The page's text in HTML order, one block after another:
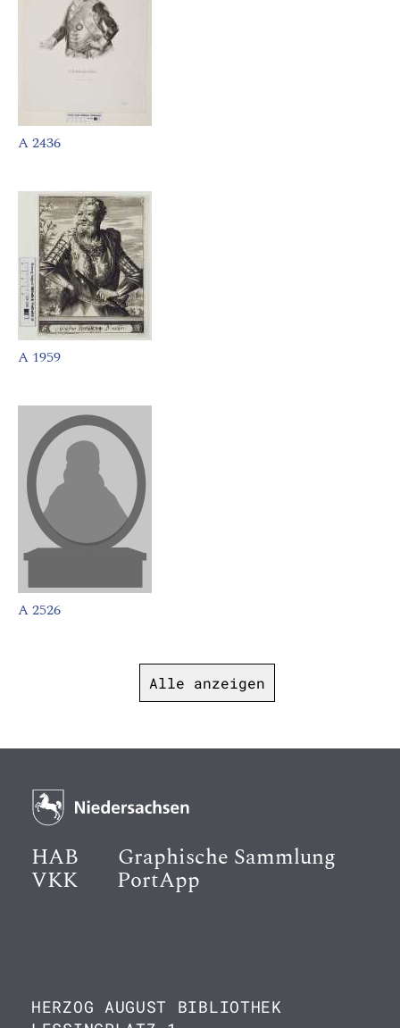
A 2436
A 1959
A 2526
Alle anzeigen
HAB Graphische Sammlung
VKK PortApp
HERZOG AUGUST BIBLIOTHEK